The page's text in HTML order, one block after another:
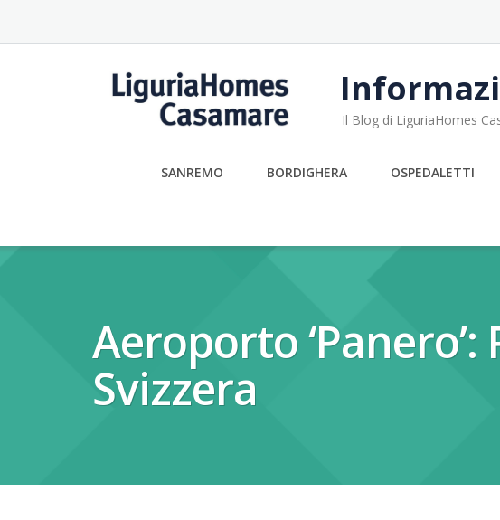
content
Il Blog di LiguriaHomes
SANREMO BORDIGHERA OSPEDALETTI
Aeroporto
Svizzera